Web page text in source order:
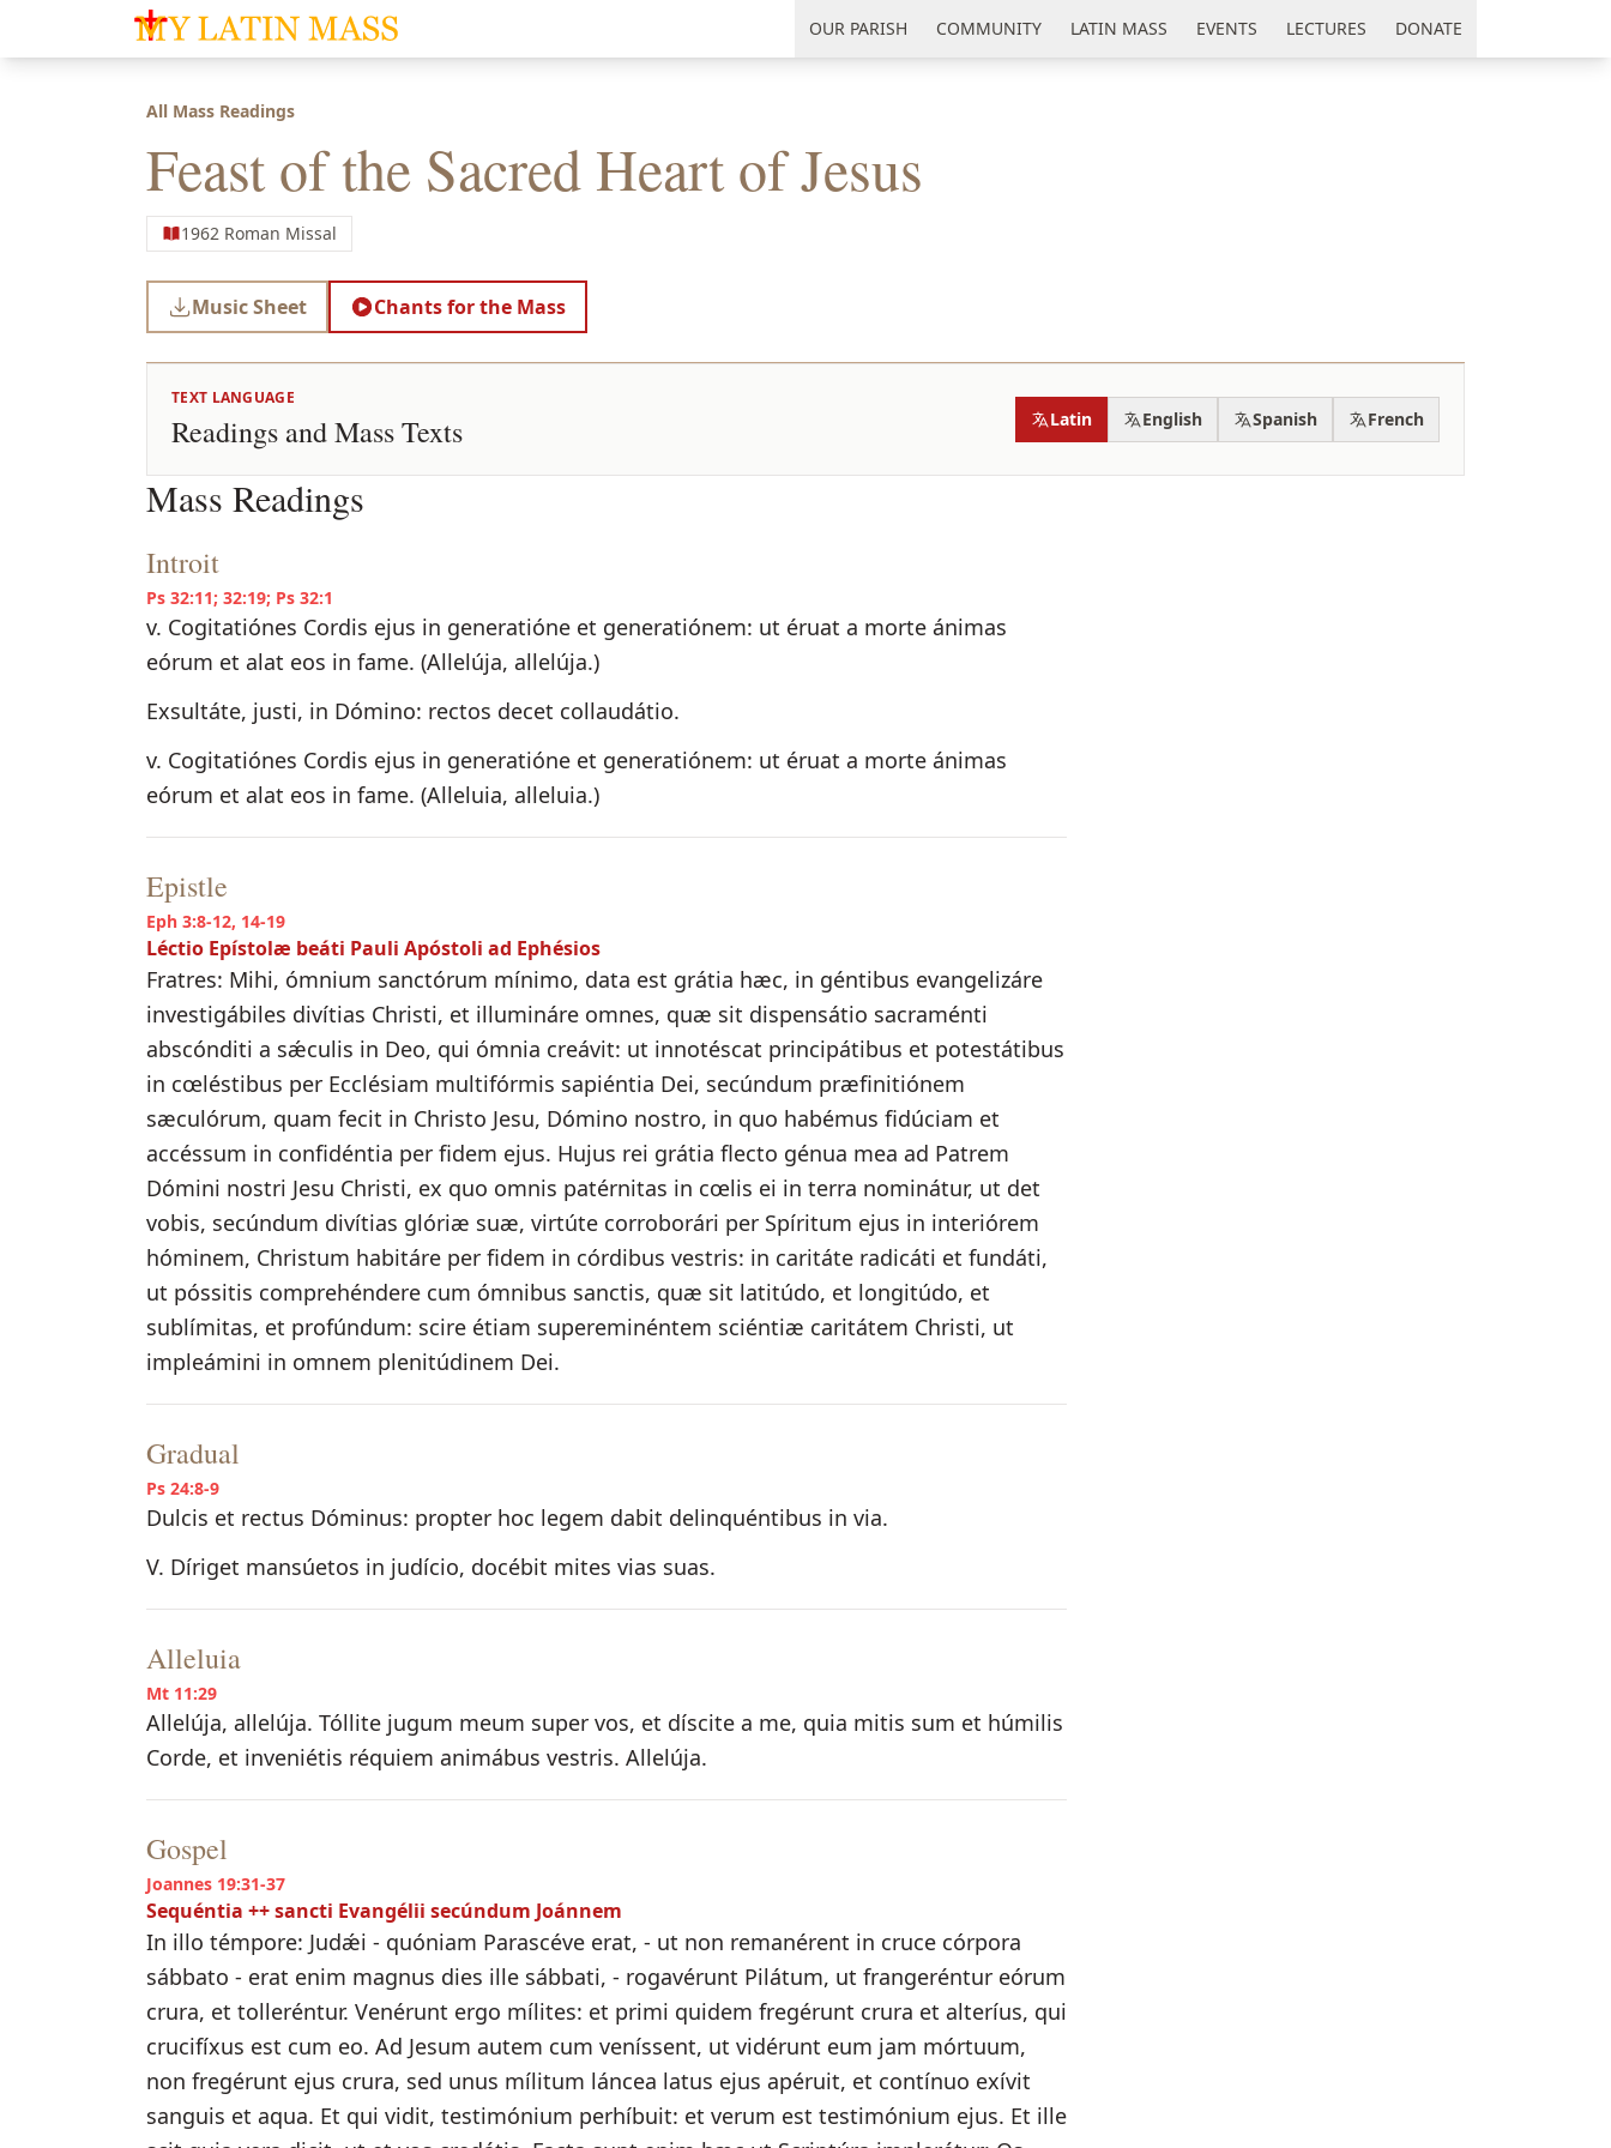
My Latin Mass - Traditional Latin Mass of South Florida OUR PARISH COMMUNITY LATIN MASS EVENTS LECTURES DONATE
All Mass Readings
Feast of the Sacred Heart of Jesus
1962 Roman Missal
Music Sheet Chants for the Mass
TEXT LANGUAGE
Readings and Mass Texts Latin English Spanish French
Mass Readings
Introit
Ps 32:11; 32:19; Ps 32:1
v. Cogitatiónes Cordis ejus in generatióne et generatiónem: ut éruat a morte ánimas
eórum et alat eos in fame. (Allelúja, allelúja.)
Exsultáte, justi, in Dómino: rectos decet collaudátio.
v. Cogitatiónes Cordis ejus in generatióne et generatiónem: ut éruat a morte ánimas
eórum et alat eos in fame. (Alleluia, alleluia.)
Epistle
Eph 3:8-12, 14-19
Léctio Epístolæ beáti Pauli Apóstoli ad Ephésios
Fratres: Mihi, ómnium sanctórum mínimo, data est grátia hæc, in géntibus evangelizáre
investigábiles divítias Christi, et illumináre omnes, quæ sit dispensátio sacraménti
abscónditi a sǽculis in Deo, qui ómnia creávit: ut innotéscat principátibus et potestátibus
in cœléstibus per Ecclésiam multifórmis sapiéntia Dei, secúndum præfinitiónem
sæculórum, quam fecit in Christo Jesu, Dómino nostro, in quo habémus fidúciam et
accéssum in confidéntia per fidem ejus. Hujus rei grátia flecto génua mea ad Patrem
Dómini nostri Jesu Christi, ex quo omnis patérnitas in cœlis ei in terra nominátur, ut det
vobis, secúndum divítias glóriæ suæ, virtúte corroborári per Spíritum ejus in interiórem
hóminem, Christum habitáre per fidem in córdibus vestris: in caritáte radicáti et fundáti,
ut póssitis comprehéndere cum ómnibus sanctis, quæ sit latitúdo, et longitúdo, et
sublímitas, et profúndum: scire étiam supereminéntem sciéntiæ caritátem Christi, ut
impleámini in omnem plenitúdinem Dei.
Gradual
Ps 24:8-9
Dulcis et rectus Dóminus: propter hoc legem dabit delinquéntibus in via.
V. Díriget mansúetos in judício, docébit mites vias suas.
Alleluia
Mt 11:29
Allelúja, allelúja. Tóllite jugum meum super vos, et díscite a me, quia mitis sum et húmilis
Corde, et inveniétis réquiem animábus vestris. Allelúja.
Gospel
Joannes 19:31-37
Sequéntia ++ sancti Evangélii secúndum Joánnem
In illo témpore: Judǽi - quóniam Parascéve erat, - ut non remanérent in cruce córpora
sábbato - erat enim magnus dies ille sábbati, - rogavérunt Pilátum, ut frangeréntur eórum
crura, et tolleréntur. Venérunt ergo mílites: et primi quidem fregérunt crura et alteríus, qui
crucifíxus est cum eo. Ad Jesum autem cum veníssent, ut vidérunt eum jam mórtuum,
non fregérunt ejus crura, sed unus mílitum láncea latus ejus apéruit, et contínuo exívit
sanguis et aqua. Et qui vidit, testimónium perhíbuit: et verum est testimónium ejus. Et ille